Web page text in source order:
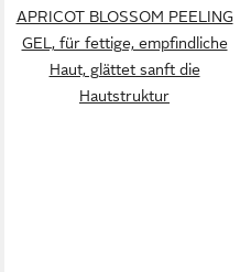
APRICOT BLOSSOM PEELING
GEL, für fettige, empfindliche
Haut, glättet sanft die
Hautstruktur